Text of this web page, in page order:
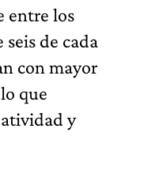
entre los
de cada
con mayor
que
y